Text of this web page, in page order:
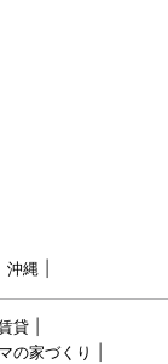
沖縄
貸
の家づくり